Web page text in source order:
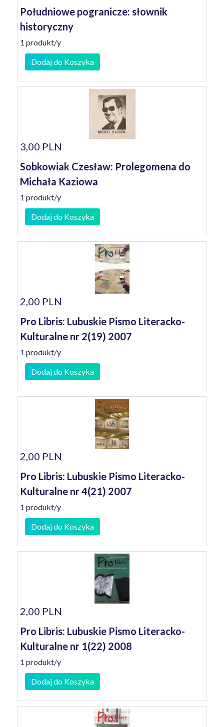
Południowe pogranicze: słownik
historyczny
1 produkt/y
Dodaj do Koszyka
3,00 PLN
Sobkowiak Czesław: Prolegomena do
Michała Kaziowa
1 produkt/y
Dodaj do Koszyka
2,00 PLN
Pro Libris: Lubuskie Pismo Literacko-
Kulturalne nr 2(19) 2007
1 produkt/y
Dodaj do Koszyka
2,00 PLN
Pro Libris: Lubuskie Pismo Literacko-
Kulturalne nr 4(21) 2007
1 produkt/y
Dodaj do Koszyka
2,00 PLN
Pro Libris: Lubuskie Pismo Literacko-
Kulturalne nr 1(22) 2008
1 produkt/y
Dodaj do Koszyka